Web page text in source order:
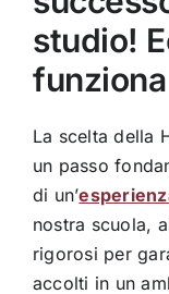
studio!
La scelta della
un passo
di un’
nostra scuola,
rigorosi per
accolti in un